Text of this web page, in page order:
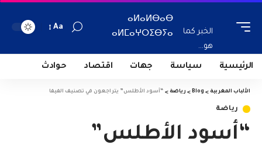
الخبر كما
هو...
ⴰⵍⴰⵍⴱⴰⴱ
ⴰⵍⵎⴰⵖⵔⵉⴱⵢⴰ
Aa
الرئيسية سياسة جهات اقتصاد حوادث
الألباب المغربية >
Blog
> رياضة > “أسود الأطلس” يتراجعون في تصنيف الفيفا
رياضة
“أسود الأطلس”